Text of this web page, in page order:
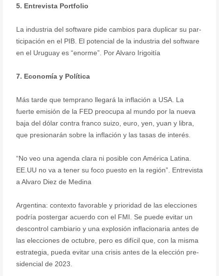
5. Entrevista Portfolio
La industria del software pide cambios para duplicar su par-
ticipación en el PIB. El potencial de la industria del software
en el Uruguay es “enorme”. Por Alvaro Irigoitía
7. Economía y Política
Más tarde que temprano llegará la inflación a USA. La
fuerte emisión de la FED preocupa al mundo por la nueva
baja del dólar contra franco suizo, euro, yen, yuan y libra,
que presionarán sobre la inflación y las tasas de interés.
“No veo una agenda clara ni posible con América Latina.
EE.UU no va a tener su foco puesto en la región”. Entrevista
a Alvaro Diez de Medina
Argentina: contexto favorable y prioridad de las elecciones
podría postergar acuerdo con el FMI. Se puede evitar un
descontrol cambiario y una explosión inflacionaria antes de
las elecciones de octubre, pero es difícil que, con la misma
estrategia, pueda evitar una crisis antes de la elección pre-
sidencial de 2023.